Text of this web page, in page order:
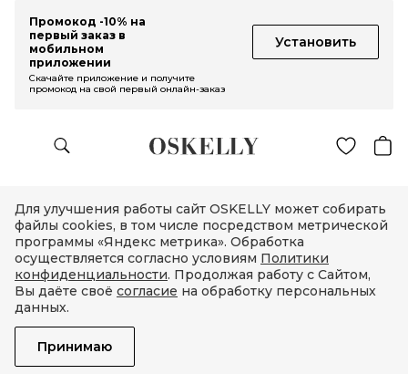
Промокод -10% на
первый заказ в
мобильном
приложении
Установить
Скачайте приложение и получите
промокод на свой первый онлайн-заказ
Для улучшения работы сайт OSKELLY может собирать
файлы cookies, в том числе посредством метрической
программы «Яндекс метрика». Обработка
осуществляется согласно условиям Политики
конфиденциальности. Продолжая работу с Сайтом,
Вы даёте своё согласие на обработку персональных
данных.
Принимаю